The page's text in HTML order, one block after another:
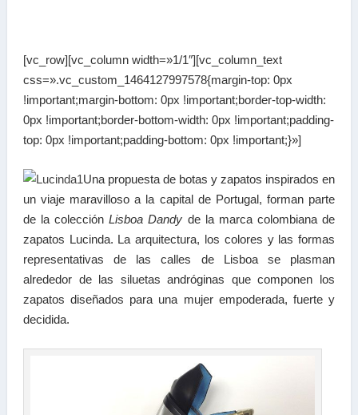
[vc_row][vc_column width=»1/1″][vc_column_text
css=».vc_custom_1464127997578{margin-top: 0px
!important;margin-bottom: 0px !important;border-top-width:
0px !important;border-bottom-width: 0px !important;padding-
top: 0px !important;padding-bottom: 0px !important;}»]
Una propuesta de botas y zapatos inspirados en
un viaje maravilloso a la capital de Portugal, forman parte
de la colecciónLisboa Dandy de la marca colombiana de
zapatos Lucinda. La arquitectura, los colores y las formas
representativas de las calles de Lisboa se plasman
alrededor de las siluetas andróginas que componen los
zapatos diseñados para una mujer empoderada, fuerte y
decidida.